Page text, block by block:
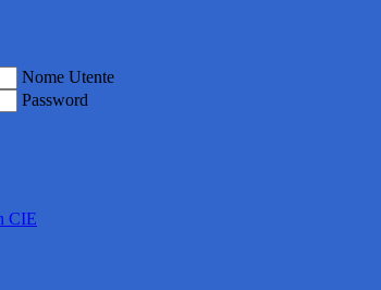
Nome Utente
Password
CIE